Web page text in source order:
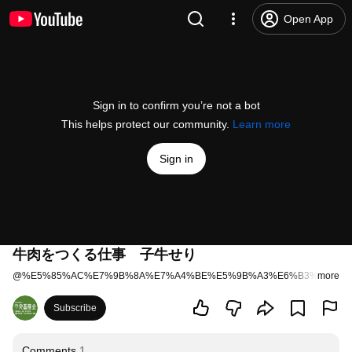
Open App
Sign in to confirm you’re not a bot
This helps protect our community. Learn more
Sign in
牛肉をつくる仕事 子牛せり
@ more
Subscribe